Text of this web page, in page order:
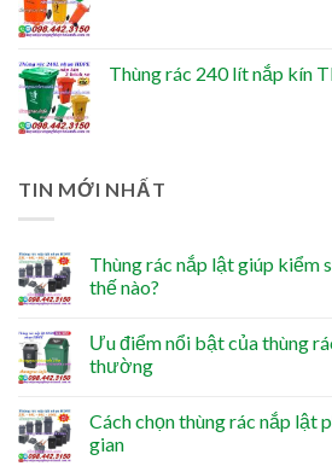
Thùng rác 240 lít nắp kín
TIN MỚI NHẤT
Thùng rác nắp lật giúp kiểm
thế nào?
Ưu điểm nổi bật của thùng
thường
Cách chọn thùng rác nắp lật
gian